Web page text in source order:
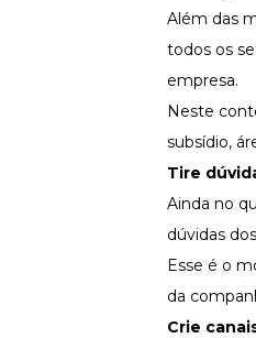
Além das
todos os
empresa.
Neste
subsídio,
Tire
Ainda no
dúvidas
Esse é o
da
Crie